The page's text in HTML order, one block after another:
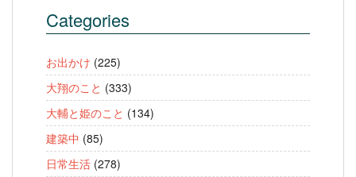
Categories
お出かけ (225)
大翔のこと (333)
大輔と姫のこと (134)
建築中 (85)
日常生活 (278)